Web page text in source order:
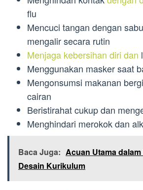
flu
Mencuci tangan dengan
mengalir secara rutin
Menjaga kebersihan diri dan
Menggunakan masker saat
Mengonsumsi makanan
cairan
Beristirahat cukup dan
Menghindari merokok dan
Baca Juga: Acuan Utama
Desain Kurikulum